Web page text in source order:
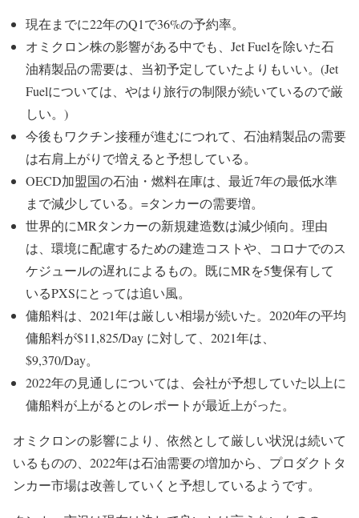
現在までに22年のQ1で36%の予約率。
オミクロン株の影響がある中でも、Jet Fuelを除いた石
油精製品の需要は、当初予定していたよりもいい。(Jet
Fuelについては、やはり旅行の制限が続いているので厳
しい。)
今後もワクチン接種が進むにつれて、石油精製品の需要
は右肩上がりで増えると予想している。
OECD加盟国の石油・燃料在庫は、最近7年の最低水準
まで減少している。=タンカーの需要増。
世界的にMRタンカーの新規建造数は減少傾向。理由
は、環境に配慮するための建造コストや、コロナでのス
ケジュールの遅れによるもの。既にMRを5隻保有して
いるPXSにとっては追い風。
傭船料は、2021年は厳しい相場が続いた。2020年の平均
傭船料が$11,825/Day に対して、2021年は、
$9,370/Day。
2022年の見通しについては、会社が予想していた以上に
傭船料が上がるとのレポートが最近上がった。
オミクロンの影響により、依然として厳しい状況は続いて
いるものの、2022年は石油需要の増加から、プロダクトタ
ンカー市場は改善していくと予想しているようです。